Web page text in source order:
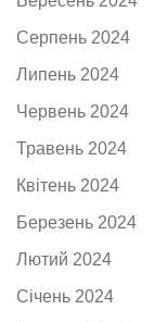
Серпень 2024
Липень 2024
Червень 2024
Травень 2024
Квітень 2024
Березень 2024
Лютий 2024
Січень 2024